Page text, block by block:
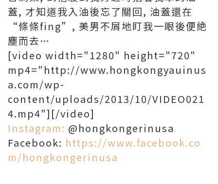
蓋, 才知道我入油後忘了關回, 油蓋還在
“條條fing”, 美男不屑地盯我一眼後便絶
塵而去…
[video width="1280" height="720"
mp4="http://www.hongkongyauinus
a.com/wp-
content/uploads/2013/10/VIDEO021
4.mp4"][/video]
Instagram: @hongkongerinusa
Facebook: https://www.facebook.co
m/hongkongerinusa